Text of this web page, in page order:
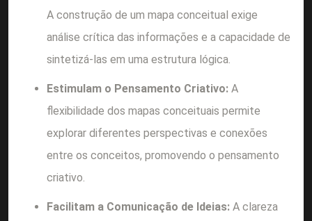
A construção de um mapa conceitual exige
análise crítica das informações e a capacidade de
sintetizá-las em uma estrutura lógica.
Estimulam o Pensamento Criativo: A
flexibilidade dos mapas conceituais permite
explorar diferentes perspectivas e conexões
entre os conceitos, promovendo o pensamento
criativo.
Facilitam a Comunicação de Ideias: A clareza